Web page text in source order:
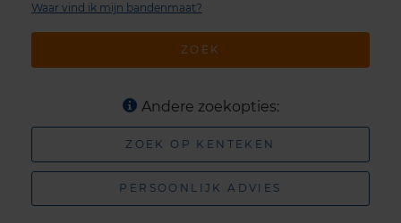
ZOEK
Waar vind ik mijn bandenmaat?
Andere zoekopties:
ZOEK OP KENTEKEN
PERSOONLIJK ADVIES